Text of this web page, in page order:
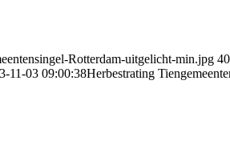
Rotterdam-uitgelicht-min.jpg
11-03 09:00:38Herbestrating